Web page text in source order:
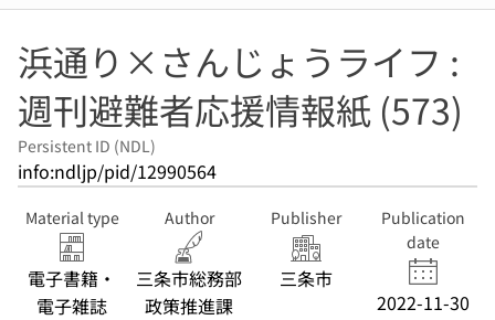
浜通り×さんじょうライフ :
週刊避難者応援情報紙 (573)
Persistent ID (NDL)
info:ndljp/pid/12990564
Material type
電子書籍・
電子雑誌
Author
三条市総務部
政策推進課
Publisher
三条市
Publication
date
2022-11-30